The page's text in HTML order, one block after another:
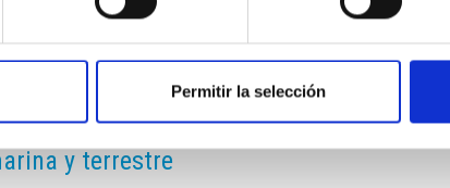
Permitir la selección
PRENSA
asegura la conexión de sus
y terrestre